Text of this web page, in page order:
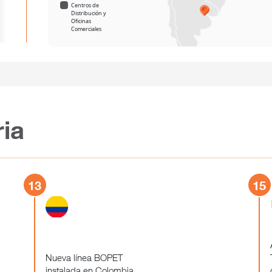
Centros de
Distribución y
Oficinas
Comerciales
13
Nueva línea BOPET
15